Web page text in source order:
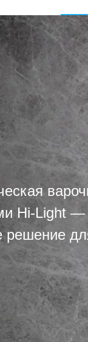
Hi-Light —
решение